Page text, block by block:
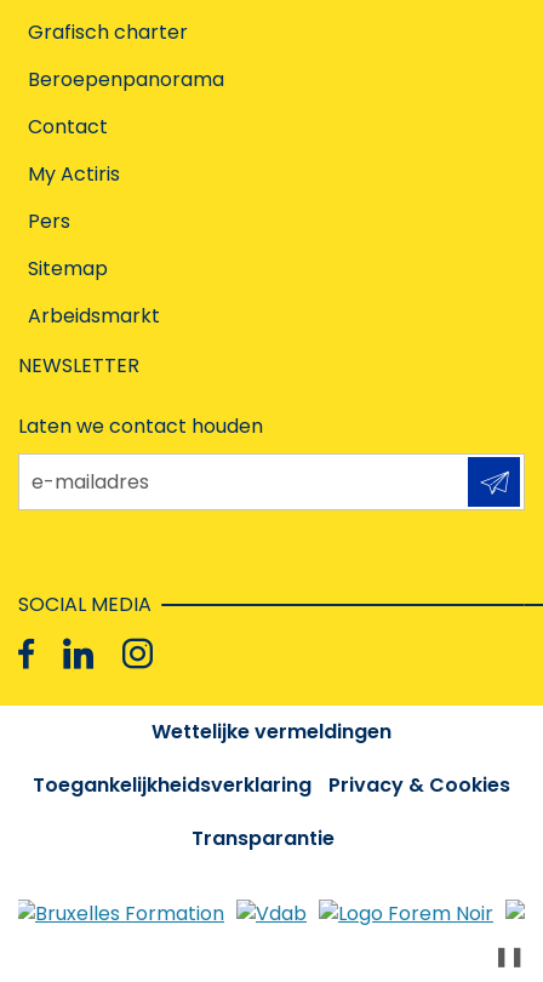
Grafisch charter
Beroepenpanorama
Contact
My Actiris
Pers
Sitemap
Arbeidsmarkt
NEWSLETTER
Laten we contact houden
e-mailadres
SOCIAL MEDIA
Wettelijke vermeldingen
Toegankelijkheidsverklaring
Privacy & Cookies
Transparantie
❚❚